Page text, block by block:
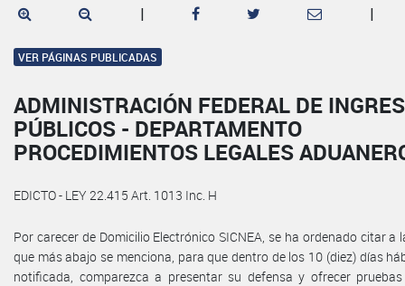
| |
VER PÁGINAS PUBLICADAS
ADMINISTRACIÓN FEDERAL DE
PÚBLICOS - DEPARTAMENTO
PROCEDIMIENTOS LEGALES
EDICTO - LEY 22.415 Art. 1013 Inc. H
Por carecer de Domicilio Electrónico SICNEA, se ha ordenado citar a
que más abajo se menciona, para que dentro de los 10 (diez) días
notificada, comparezca a presentar su defensa y ofrecer